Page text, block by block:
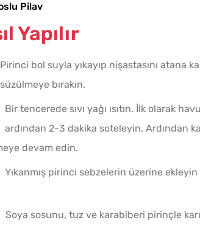
Pilav
Yapılır
Pirinci bol suyla yıkayıp nişastasını atana
süzülmeye bırakın.
Bir tencerede sıvı yağı ısıtın. İlk olarak
ardından 2-3 dakika soteleyin. Ardından
devam edin.
Yıkanmış pirinci sebzelerin üzerine
Soya sosunu, tuz ve karabiberi pirinçle